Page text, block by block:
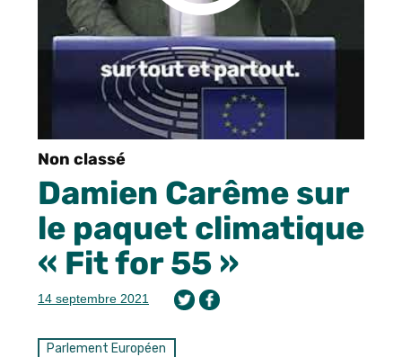
Non classé
Damien Carême sur
le paquet climatique
« Fit for 55 »
14 septembre 2021
Parlement Européen